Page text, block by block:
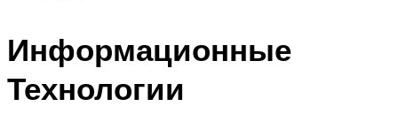
Информационные
Технологии